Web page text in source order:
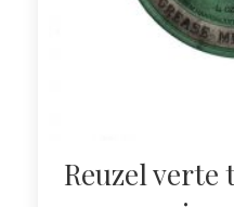
Reuzel verte